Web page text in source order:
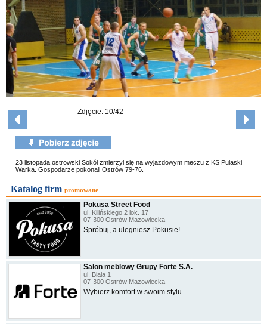
Zdjęcie: 10/42
23 listopada ostrowski Sokół zmierzył się na wyjazdowym meczu z KS Pułaski
Warka. Gospodarze pokonali Ostrów 79-76.
Katalog firm promowane
Pokusa Street Food
ul. Kilińskiego 2 lok. 17
07-300 Ostrów Mazowiecka
Spróbuj, a ulegniesz Pokusie!
Salon meblowy Grupy Forte S.A.
ul. Biała 1
07-300 Ostrów Mazowiecka
Wybierz komfort w swoim stylu